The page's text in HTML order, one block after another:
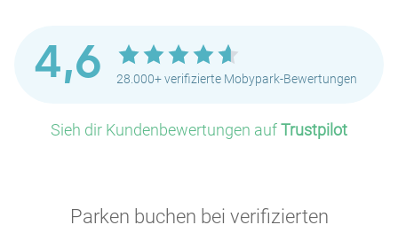
4,6 28.000+ verifizierte Mobypark-Bewertungen
Sieh dir Kundenbewertungen aufTrustpilot
Parken buchen bei verifizierten